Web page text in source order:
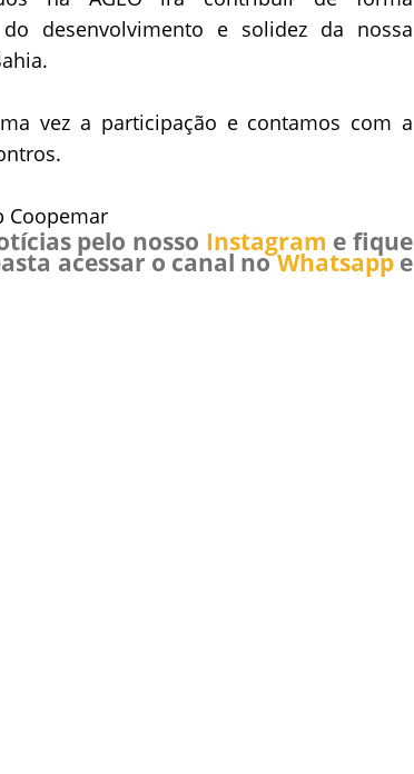
desenvolvimento e solidez da nossa
vez a participação e contamos com a
Coopemar
pelo nosso Instagram e fique
acessar o canal noWhatsappe